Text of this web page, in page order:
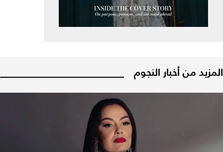
المزيد من أخبار النجوم